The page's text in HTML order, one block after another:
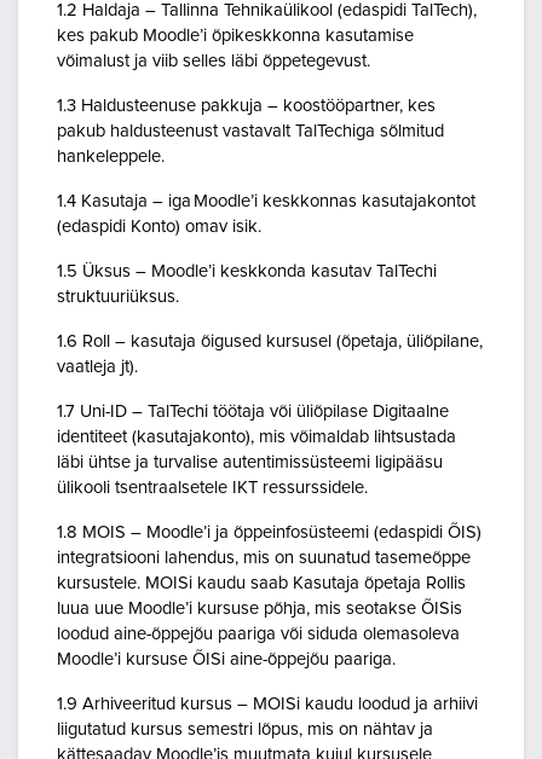
1.2 Haldaja – Tallinna Tehnikaülikool (edaspidi TalTech),
kes pakub Moodle’i õpikeskkonna kasutamise
võimalust ja viib selles läbi õppetegevust.
1.3 Haldusteenuse pakkuja – koostööpartner, kes
pakub haldusteenust vastavalt TalTechiga sõlmitud
hankeleppele.
1.4 Kasutaja – iga Moodle’i keskkonnas kasutajakontot
(edaspidi Konto) omav isik.
1.5 Üksus – Moodle’i keskkonda kasutav TalTechi
struktuuriüksus.
1.6 Roll – kasutaja õigused kursusel (õpetaja, üliõpilane,
vaatleja jt).
1.7 Uni-ID – TalTechi töötaja või üliõpilase Digitaalne
identiteet (kasutajakonto), mis võimaldab lihtsustada
läbi ühtse ja turvalise autentimissüsteemi ligipääsu
ülikooli tsentraalsetele IKT ressurssidele.
1.8 MOIS – Moodle’i ja õppeinfosüsteemi (edaspidi ÕIS)
integratsiooni lahendus, mis on suunatud tasemeõppe
kursustele. MOISi kaudu saab Kasutaja õpetaja Rollis
luua uue Moodle’i kursuse põhja, mis seotakse ÕISis
loodud aine-õppejõu paariga või siduda olemasoleva
Moodle’i kursuse ÕISi aine-õppejõu paariga.
1.9 Arhiveeritud kursus – MOISi kaudu loodud ja arhiivi
liigutatud kursus semestri lõpus, mis on nähtav ja
kättesaadav Moodle’is muutmata kujul kursusele